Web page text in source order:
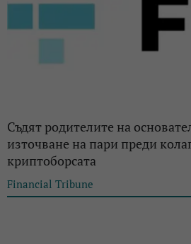
Съдят родителите на
източване на пари преди
криптоборсата
Financial Tribune